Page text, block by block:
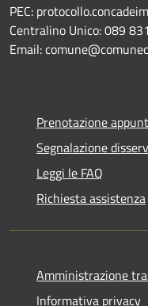
PEC:
Centralino Unico: 089
Email:
Prenotazione
Segnalazione
Leggi le FAQ
Richiesta assistenza
Amministrazione
Informativa privacy